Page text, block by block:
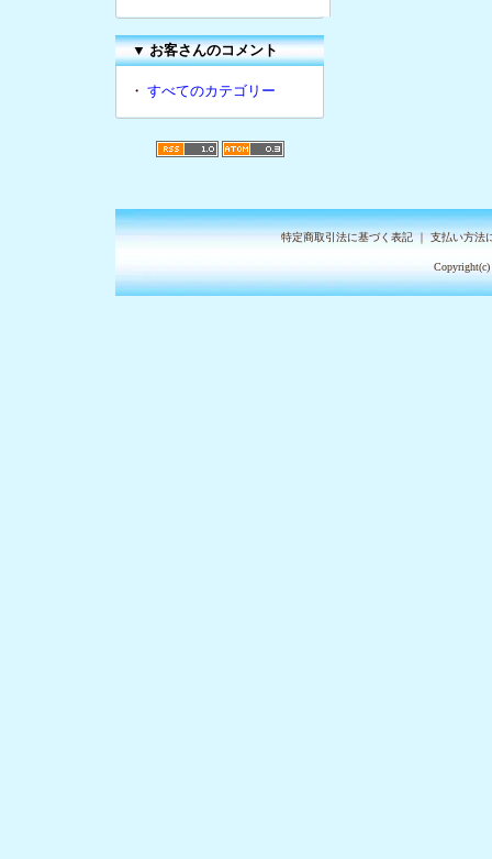
▼お客さんのコメント
・ すべてのカテゴリー
特定商取引法に基づく表記｜支払い方法